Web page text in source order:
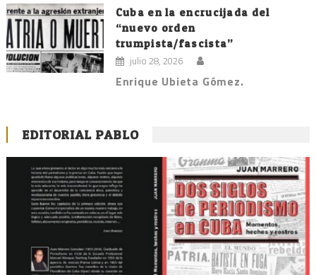
Cuba en la encrucijada del
“nuevo orden
trumpista/fascista”
julio 28, 2026
Enrique Ubieta Gómez.
EDITORIAL PABLO